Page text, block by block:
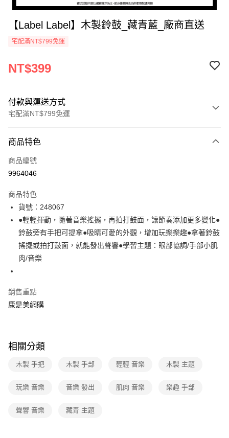
【Label Label】木製鈴鼓_藏青藍_廠商直送
宅配滿NT$799免運
NT$399
付款與運送方式
宅配滿NT$799免運
icash Pay
信用卡一次付款
LINE Pay
Apple Pay
街口支付
悠遊付
運送方式
商品特色
商品編號
9964046
商品特色
貨號：248067
●輕輕揮動，隨著音樂搖擺，再拍打鼓面，讓節奏添加更多變化●
鈴鼓旁有手把可提拿●吸睛可愛的外觀，增加玩樂樂趣●拿著鈴鼓
搖擺或拍打鼓面，就能發出聲響●學習主題：眼部協調/手部小肌
肉/音樂
銷售重點
康是美網購
相關分類
木製 手把 木製 手部 輕輕 音樂 木製 主題
玩樂 音樂 音樂 發出 肌肉 音樂 樂趣 手部
聲響 音樂 藏青 主題